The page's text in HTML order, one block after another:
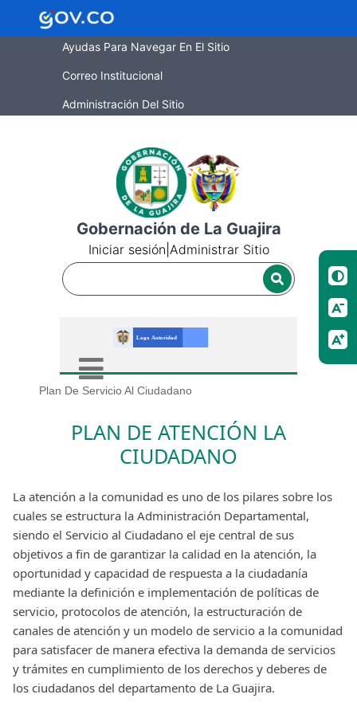
Ayudas Para Navegar En El Sitio
Correo Institucional
Administración Del Sitio
Gobernación de La Guajira
Iniciar sesión Administrar Sitio
Plan De Servicio Al Ciudadano
PLAN DE ATENCIÓN LA
CIUDADANO
La atención a la comunidad es uno de los pilares sobre los
cuales se estructura la Administración Departamental,
siendo el Servicio al Ciudadano el eje central de sus
objetivos a fin de garantizar la calidad en la atención, la
oportunidad y capacidad de respuesta a la ciudadanía
mediante la definición e implementación de políticas de
servicio, protocolos de atención, la estructuración de
canales de atención y un modelo de servicio a la comunidad
para satisfacer de manera efectiva la demanda de servicios
y trámites en cumplimiento de los derechos y deberes de
los ciudadanos del departamento de La Guajira.